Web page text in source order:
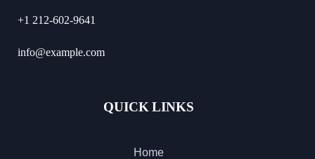
+1 212-602-9641
info@example.com
QUICK LINKS
Home